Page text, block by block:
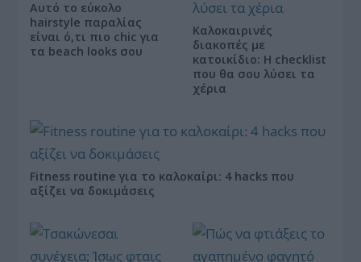
Αυτό το εύκολο
hairstyle παραλίας
είναι ό,τι πιο chic για
τα beach looks σου
Καλοκαιρινές
διακοπές με
κατοικίδιο: Η checklist
που θα σου λύσει τα
χέρια
Fitness routine για το καλοκαίρι: 4 hacks που
αξίζει να δοκιμάσεις